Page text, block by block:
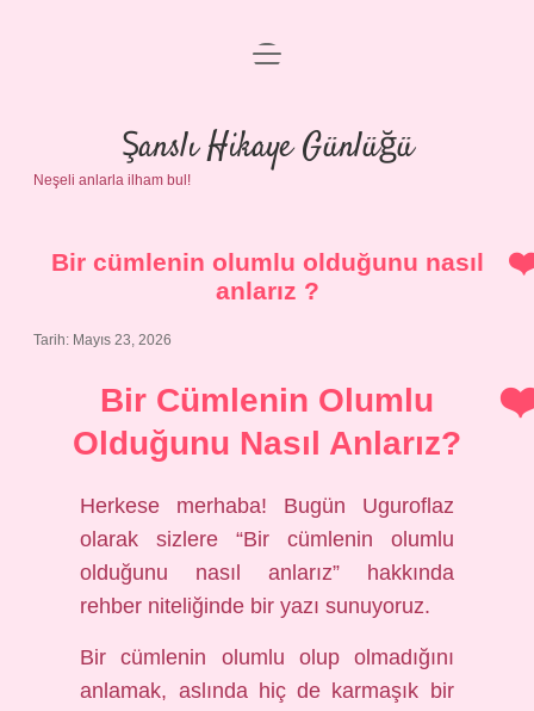
Anasayfa
Gizlilik Politikası
menüyü
Şanslı Hikaye Günlüğü
Neşeli anlarla ilham bul!
Bir cümlenin olumlu olduğunu nasıl
anlarız ?
Tarih: Mayıs 23, 2026
Bir Cümlenin Olumlu
Olduğunu Nasıl Anlarız?
Herkese merhaba! Bugün Uguroflaz
olarak sizlere “Bir cümlenin olumlu
olduğunu nasıl anlarız” hakkında
rehber niteliğinde bir yazı sunuyoruz.
Bir cümlenin olumlu olup olmadığını
anlamak, aslında hiç de karmaşık bir